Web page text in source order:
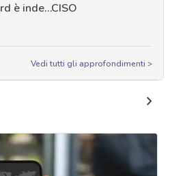
è inde…CISO
Vedi tutti gli approfondimenti >